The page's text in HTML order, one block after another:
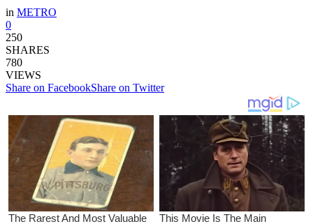
in METRO
0
250
SHARES
780
VIEWS
Share on FacebookShare on Twitter